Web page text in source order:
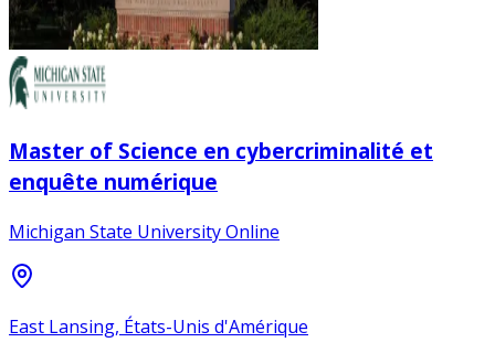
Master of Science en cybercriminalité et
enquête numérique
Michigan State University Online
East Lansing, États-Unis d'Amérique